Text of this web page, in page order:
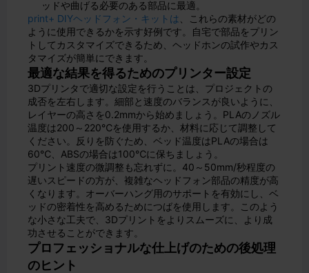
ッドや曲げる必要のある部品に最適。
print+ DIYヘッドフォン・キットは
、これらの素材がどの
ように使用できるかを示す好例です。自宅で部品をプリン
トしてカスタマイズできるため、ヘッドホンの試作やカス
タマイズが簡単にできます。
最適な結果を得るためのプリンター設定
3Dプリンタで適切な設定を行うことは、プロジェクトの
成否を左右します。細部と速度のバランスが良いように、
レイヤーの高さを0.2mmから始めましょう。PLAのノズル
温度は200～220℃を使用するか、材料に応じて調整して
ください。反りを防ぐため、ベッド温度はPLAの場合は
60℃、ABSの場合は100℃に保ちましょう。
プリント速度の微調整も忘れずに。40～50mm/秒程度の
遅いスピードの方が、複雑なヘッドフォン部品の精度が高
くなります。オーバーハング用のサポートを有効にし、ベ
ッドの密着性を高めるためにつばを使用します。このよう
な小さな工夫で、3Dプリントをよりスムーズに、より成
功させることができます。
プロフェッショナルな仕上げのための後処理
のヒント